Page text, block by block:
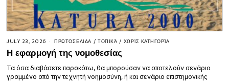
JULY 23, 2026 ΠΡΩΤΟΣΈΛΙΔΑ / ΤΟΠΙΚΆ / ΧΩΡΊΣ ΚΑΤΗΓΟΡΊΑ
Η εφαρμογή της νομοθεσίας
Τα όσα διαβάσετε παρακάτω, θα μπορούσαν να αποτελούν σενάριο
γραμμένο από την τεχνητή νοημοσύνη, ή και σενάριο επιστημονικής